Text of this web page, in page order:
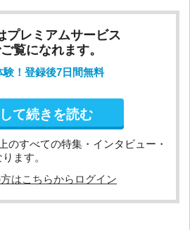
プレミアムサービス
覧になれます。
験！登録後7日間無料
て続きを読む
のすべての特集・インタビュー・
ます。
はこちらからログイン